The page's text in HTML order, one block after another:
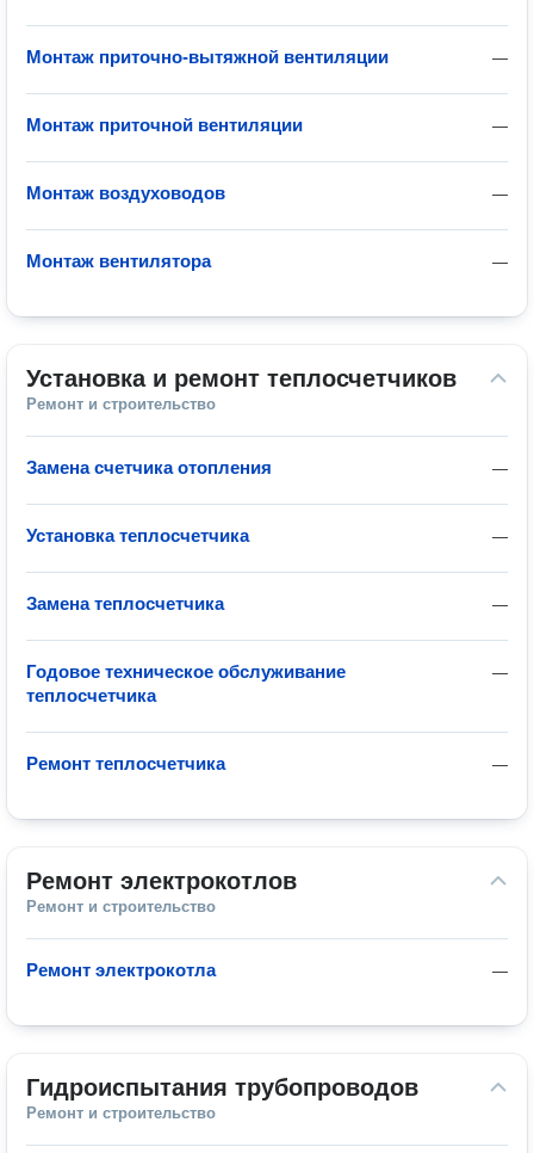
—
Монтаж приточно-вытяжной вентиляции
—
Монтаж приточной вентиляции
—
Монтаж воздуховодов
—
Монтаж вентилятора
Установка и ремонт теплосчетчиков
Ремонт и строительство
—
Замена счетчика отопления
—
Установка теплосчетчика
—
Замена теплосчетчика
—
Годовое техническое обслуживание
теплосчетчика
—
Ремонт теплосчетчика
Ремонт электрокотлов
Ремонт и строительство
—
Ремонт электрокотла
Гидроиспытания трубопроводов
Ремонт и строительство